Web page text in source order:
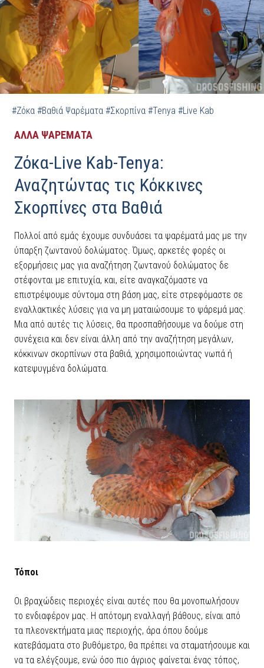
#Ζόκα #Βαθιά Ψαρέματα #Σκορπίνα #Tenya #Live Kab
ΑΛΛΑ ΨΑΡΕΜΑΤΑ
Ζόκα-Live Kab-Tenya:
Αναζητώντας τις Κόκκινες
Σκορπίνες στα Βαθιά
Πολλοί από εμάς έχουμε συνδυάσει τα ψαρέματά μας με την
ύπαρξη ζωντανού δολώματος. Όμως, αρκετές φορές οι
εξορμήσεις μας για αναζήτηση ζωντανού δολώματος δε
στέφονται με επιτυχία, και, είτε αναγκαζόμαστε να
επιστρέψουμε σύντομα στη βάση μας, είτε στρεφόμαστε σε
εναλλακτικές λύσεις για να μη ματαιώσουμε το ψάρεμά μας.
Μια από αυτές τις λύσεις, θα προσπαθήσουμε να δούμε στη
συνέχεια και δεν είναι άλλη από την αναζήτηση μεγάλων,
κόκκινων σκορπίνων στα βαθιά, χρησιμοποιώντας νωπά ή
κατεψυγμένα δολώματα.
Τόποι
Οι βραχώδεις περιοχές είναι αυτές που θα μονοπωλήσουν
το ενδιαφέρον μας. Η απότομη εναλλαγή βάθους, είναι από
τα πλεονεκτήματα μιας περιοχής, άρα όπου δούμε
κατεβάσματα στο βυθόμετρο, θα πρέπει να σταματήσουμε και
να τα ελέγξουμε, ενώ όσο πιο άγριος φαίνεται ένας τόπος,